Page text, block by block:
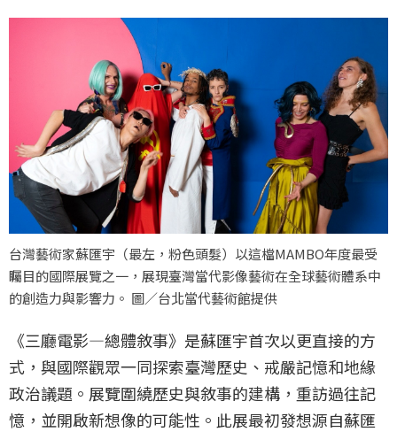
台灣藝術家蘇匯宇（最左，粉色頭髮）以這檔MAMBO年度最受
矚目的國際展覽之一，展現臺灣當代影像藝術在全球藝術體系中
的創造力與影響力。 圖／台北當代藝術館提供
《三廳電影—總體敘事》是蘇匯宇首次以更直接的方
式，與國際觀眾一同探索臺灣歷史、戒嚴記憶和地緣
政治議題。展覽圍繞歷史與敘事的建構，重訪過往記
憶，並開啟新想像的可能性。此展最初發想源自蘇匯